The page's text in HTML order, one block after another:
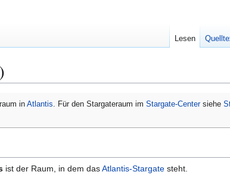
inAtlantis. Für den Stargateraum im Stargate-Centersiehe
ist der Raum, in dem dasAtlantis-Stargate steht.
Lesen